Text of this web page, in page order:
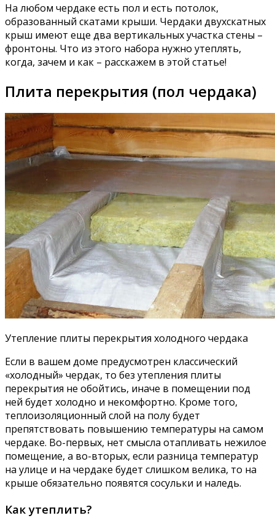
На любом чердаке есть пол и есть потолок,
образованный скатами крыши. Чердаки двухскатных
крыш имеют еще два вертикальных участка стены –
фронтоны. Что из этого набора нужно утеплять,
когда, зачем и как – расскажем в этой статье!
Плита перекрытия (пол чердака)
Утепление плиты перекрытия холодного чердака
Если в вашем доме предусмотрен классический
«холодный» чердак, то без утепления плиты
перекрытия не обойтись, иначе в помещении под
ней будет холодно и некомфортно. Кроме того,
теплоизоляционный слой на полу будет
препятствовать повышению температуры на самом
чердаке. Во-первых, нет смысла отапливать нежилое
помещение, а во-вторых, если разница температур
на улице и на чердаке будет слишком велика, то на
крыше обязательно появятся сосульки и наледь.
Как утеплить?